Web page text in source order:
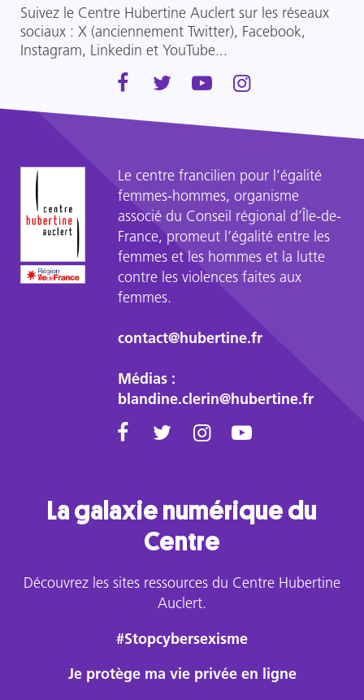
Suivez le Centre Hubertine Auclert sur les réseaux
sociaux : X (anciennement Twitter), Facebook,
Instagram, Linkedin et YouTube...
Le centre francilien pour l’égalité
femmes-hommes, organisme
associé du Conseil régional d’Île-de-
France, promeut l’égalité entre les
femmes et les hommes et la lutte
contre les violences faites aux
femmes.
contact@hubertine.fr
Médias :
blandine.clerin@hubertine.fr
La galaxie numérique du
Centre
Découvrez les sites ressources du Centre Hubertine
Auclert.
#Stopcybersexisme
Je protège ma vie privée en ligne